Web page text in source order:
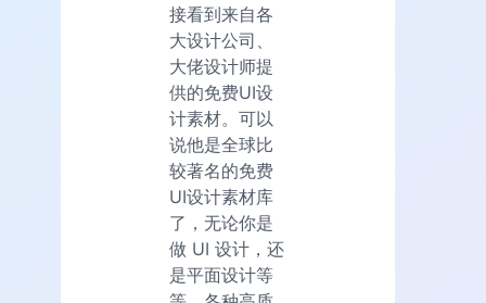
接看到来自各
大设计公司、
大佬设计师提
供的免费UI设
计素材。可以
说他是全球比
较著名的免费
UI设计素材库
了，无论你是
做 UI 设计，还
是平面设计等